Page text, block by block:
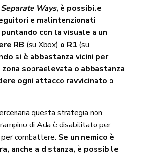
Separate Ways, è possibile
e malintenzionati
con la visuale a un
RB (su Xbox) o R1 (su
si è abbastanza vicini per
zona sopraelevata o abbastanza
ogni attacco ravvicinato o
questa strategia non
di Ada è disabilitato per
combattere. Se un nemico è
anche a distanza, è possibile